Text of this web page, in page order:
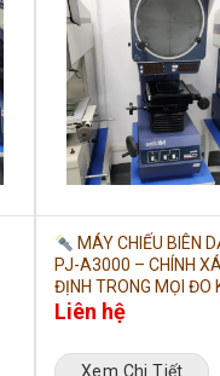
MÁY CHIẾU BIÊN
PJ-A3000 – CHÍNH
ĐỊNH TRONG MỌI ĐO
Liên hệ
Xem Chi Tiết